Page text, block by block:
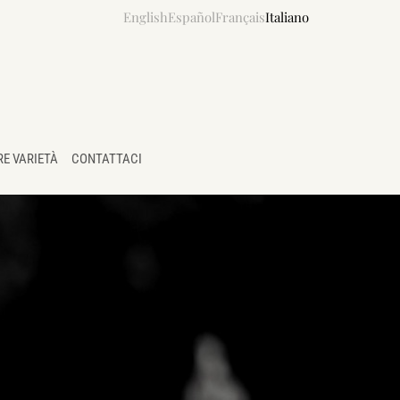
EnglishEspañolFrançaisItaliano
VARIETÀ CONTATTACI